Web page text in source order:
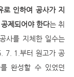
인하여 공사가 지
제되어야 한다는 취
사를 지체한 일수는
7. 1.부터 원고가 공
완성할 수 있었던